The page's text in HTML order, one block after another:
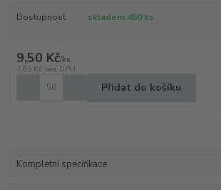
Dostupnost skladem 450 ks
9,50 Kč/ks
7,85 Kč bez DPH
Přidat do košíku
Kompletní specifikace